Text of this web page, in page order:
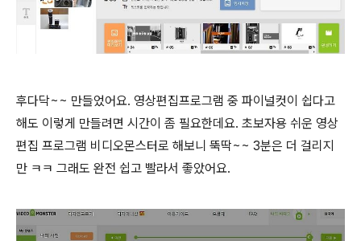
후다닥~~ 만들었어요. 영상편집프로그램 중 파이널컷이 쉽다고
해도 이렇게 만들려면 시간이 좀 필요한데요. 초보자용 쉬운 영상
편집 프로그램 비디오몬스터로 해보니 뚝딱~~ 3분은 더 걸리지
만 ㅋㅋ 그래도 완전 쉽고 빨라서 좋았어요.